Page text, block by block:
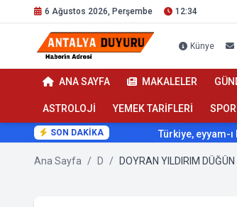
6 Ağustos 2026, Perşembe 12:34
Künye
ANA SAYFA MAKALELER
ASTROLOJİ YEMEK TARİFLERİ SPOR
SON DAKİKA Türkiye, eyyam-ı bahur
Ana Sayfa / D / DOYRAN YILDIRIM